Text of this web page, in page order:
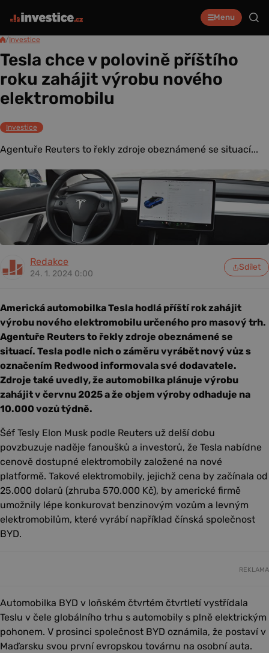
Menu
/Investice
Tesla chce v polovině příštího
roku zahájit výrobu nového
elektromobilu
Investice
Agentuře Reuters to řekly zdroje obeznámené se situací...
Redakce
24. 1. 2024 0:00
Sdílet
Americká automobilka Tesla hodlá příští rok zahájit
výrobu nového elektromobilu určeného pro masový trh.
Agentuře Reuters to řekly zdroje obeznámené se
situací. Tesla podle nich o záměru vyrábět nový vůz s
označením Redwood informovala své dodavatele.
Zdroje také uvedly, že automobilka plánuje výrobu
zahájit v červnu 2025 a že objem výroby odhaduje na
10.000 vozů týdně.
Šéf Tesly Elon Musk podle Reuters už delší dobu
povzbuzuje naděje fanoušků a investorů, že Tesla nabídne
cenově dostupné elektromobily založené na nové
platformě. Takové elektromobily, jejichž cena by začínala od
25.000 dolarů (zhruba 570.000 Kč), by americké firmě
umožnily lépe konkurovat benzinovým vozům a levným
elektromobilům, které vyrábí například čínská společnost
BYD.
REKLAMA
Automobilka BYD v loňském čtvrtém čtvrtletí vystřídala
Teslu v čele globálního trhu s automobily s plně elektrickým
pohonem. V prosinci společnost BYD oznámila, že postaví v
Maďarsku svou první evropskou továrnu na osobní auta.